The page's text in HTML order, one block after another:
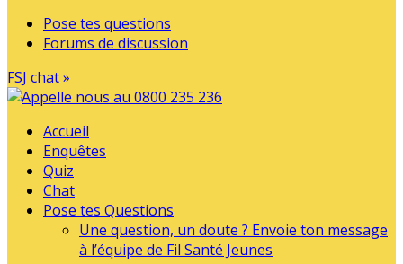
Pose tes questions
Forums de discussion
FSJ chat »
Accueil
Enquêtes
Quiz
Chat
Pose tes Questions
Une question, un doute ? Envoie ton message
à l’équipe de Fil Santé Jeunes